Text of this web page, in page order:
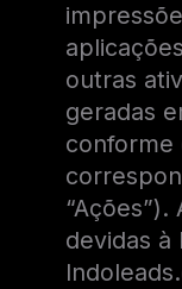
outras
geradas
conforme
devidas à